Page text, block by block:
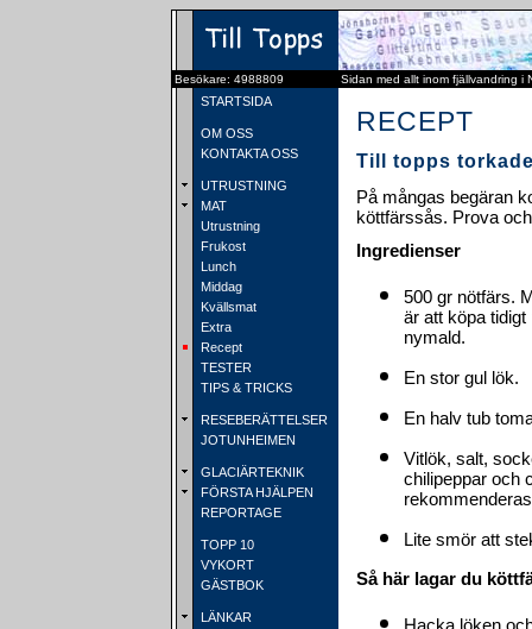
Besökare: 4988809 Sidan med allt inom fjällvandring i
STARTSIDA
OM OSS
KONTAKTA OSS
UTRUSTNING
MAT
Utrustning
Frukost
Lunch
Middag
Kvällsmat
Extra
Recept
TESTER
TIPS & TRICKS
RESEBERÄTTELSER
JOTUNHEIMEN
GLACIÄRTEKNIK
FÖRSTA HJÄLPEN
REPORTAGE
TOPP 10
VYKORT
GÄSTBOK
LÄNKAR
RECEPT
Till topps
På mångas begäran
köttfärssås. Prova
Ingredienser
500 gr nötfärs.
är att köpa
nymald.
En stor gul lök.
En halv tub
Vitlök, salt,
chilipeppar och
Lite smör att
Så här lagar du
Hacka löken